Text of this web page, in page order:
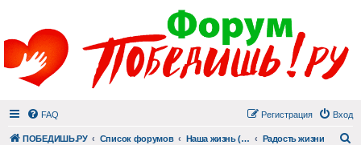
FAQ Вход
Регистрация
ПОБЕДИШЬ.РУ Список форумов Наша жизнь (не всё же о суициде!) Радость жизни